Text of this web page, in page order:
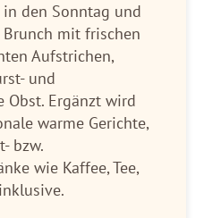
den Sonntag und
mit frischen
Aufstrichen,
und
Obst. Ergänzt wird
warme Gerichte,
bzw.
wie Kaffee, Tee,